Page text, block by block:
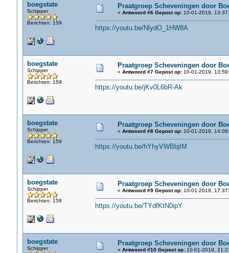
boegstate
Schipper
Berichten: 159
Praatgroep Scheveningen door
« Antwoord #6 Gepost op:10-01-2019,
https://youtu.be/NlydO_1HW8A
boegstate
Schipper
Berichten: 159
Praatgroep Scheveningen door
« Antwoord #7 Gepost op:10-01-2019,
https://youtu.be/jKv0L6bR-Ak
boegstate
Schipper
Berichten: 159
Praatgroep Scheveningen door
« Antwoord #8 Gepost op:10-01-2019,
https://youtu.be/hYhyVWBbjtM
boegstate
Schipper
Berichten: 159
Praatgroep Scheveningen door
« Antwoord #9 Gepost op:10-01-2019,
https://youtu.be/TYdfKtN0ipY
boegstate
Schipper
Praatgroep Scheveningen door
« Antwoord #10 Gepost op:10-01-2019,